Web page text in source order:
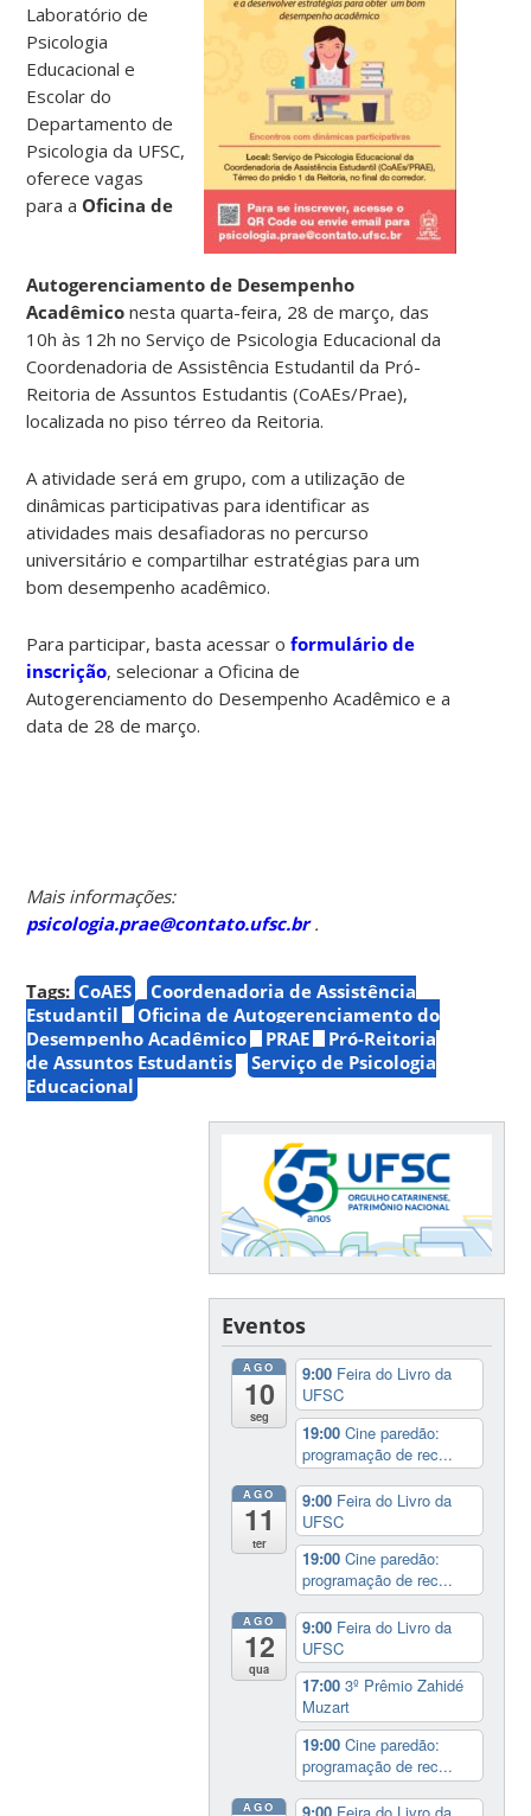
Laboratório de
Psicologia
Educacional e
Escolar do
Departamento de
Psicologia da UFSC,
oferece vagas
para a Oficina de
Autogerenciamento de Desempenho
Acadêmiconesta quarta-feira, 28 de março, das
10h às 12h no Serviço de Psicologia Educacional da
Coordenadoria de Assistência Estudantil da Pró-
Reitoria de Assuntos Estudantis (CoAEs/Prae),
localizada no piso térreo da Reitoria.
A atividade será em grupo, com a utilização de
dinâmicas participativas para identificar as
atividades mais desafiadoras no percurso
universitário e compartilhar estratégias para um
bom desempenho acadêmico.
Para participar, basta acessar oformulário de
inscrição, selecionar a Oficina de
Autogerenciamento do Desempenho Acadêmico e a
data de 28 de março.
Mais informações:
psicologia.prae@contato.ufsc.br.
Tags: CoAES
Coordenadoria de Assistência
Estudantil
Oficina de Autogerenciamento do
Desempenho Acadêmico
PRAE
Pró-Reitoria
de Assuntos Estudantis
Serviço de Psicologia
Educacional
Eventos
AGO
10
seg
9:00 Feira do Livro da
UFSC
19:00Cine paredão:
programação de rec...
AGO
11
ter
9:00 Feira do Livro da
UFSC
19:00Cine paredão:
programação de rec...
AGO
12
qua
9:00 Feira do Livro da
UFSC
17:003º Prêmio Zahidé
Muzart
19:00Cine paredão:
programação de rec...
AGO